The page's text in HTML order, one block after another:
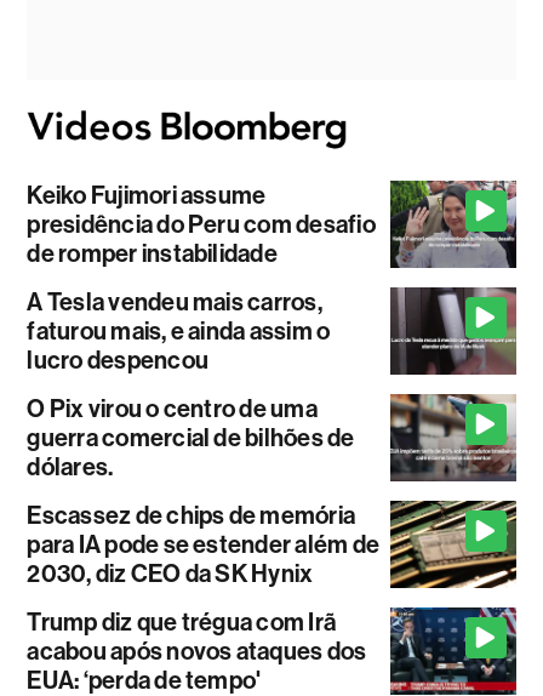
Keiko Fujimori assume
presidência do Peru com desafio
de romper instabilidade
A Tesla vendeu mais carros,
faturou mais, e ainda assim o
lucro despencou
O Pix virou o centro de uma
guerra comercial de bilhões de
dólares.
Escassez de chips de memória
para IA pode se estender além de
2030, diz CEO da SK Hynix
Trump diz que trégua com Irã
acabou após novos ataques dos
EUA: ‘perda de tempo'